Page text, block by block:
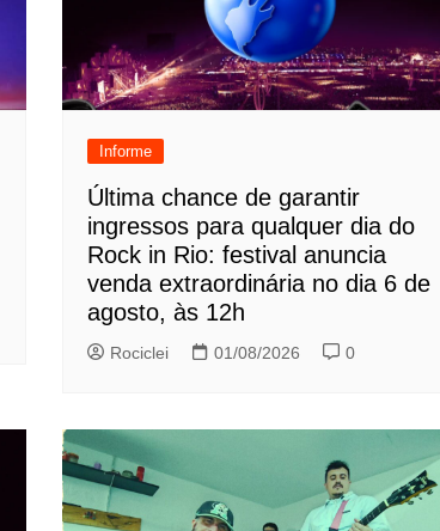
Informe
Última chance de garantir
ingressos para qualquer dia do
Rock in Rio: festival anuncia
venda extraordinária no dia 6 de
agosto, às 12h
Rociclei 01/08/2026 0